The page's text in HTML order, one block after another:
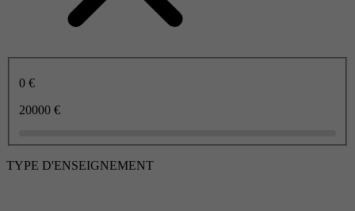
0 €
20000 €
TYPE D'ENSEIGNEMENT